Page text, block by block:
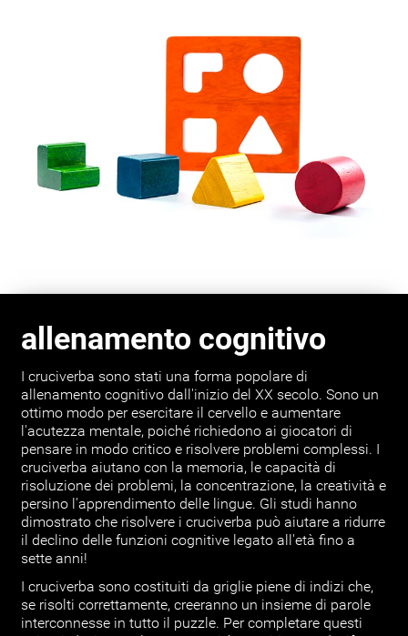
allenamento cognitivo
I cruciverba sono stati una forma popolare di
allenamento cognitivo dall'inizio del XX secolo. Sono un
ottimo modo per esercitare il cervello e aumentare
l'acutezza mentale, poiché richiedono ai giocatori di
pensare in modo critico e risolvere problemi complessi. I
cruciverba aiutano con la memoria, le capacità di
risoluzione dei problemi, la concentrazione, la creatività e
persino l'apprendimento delle lingue. Gli studi hanno
dimostrato che risolvere i cruciverba può aiutare a ridurre
il declino delle funzioni cognitive legato all'età fino a
sette anni!
I cruciverba sono costituiti da griglie piene di indizi che,
se risolti correttamente, creeranno un insieme di parole
interconnesse in tutto il puzzle. Per completare questi